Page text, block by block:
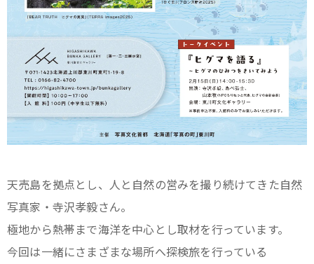
天売島を拠点とし、人と自然の営みを撮り続けてきた自然
写真家・寺沢孝毅さん。
極地から熱帯まで海洋を中心とし取材を行っています。
今回は一緒にさまざまな場所へ探検旅を行っている